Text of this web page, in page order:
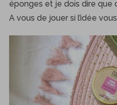
éponges et je dois dire que
A vous de jouer si l’idée